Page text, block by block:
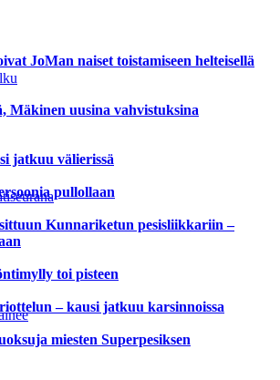
JoMan naiset toistamiseen helteisellä
Mäkinen uusina vahvistuksina
jatkuu välierissä
pullollaan
Kunnariketun pesisliikkariin –
toi pisteen
– kausi jatkuu karsinnoissa
miesten Superpesiksen